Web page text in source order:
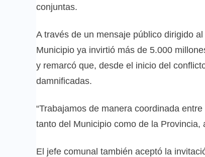
conjuntas.
A través de un mensaje público dirigido
Municipio ya invirtió más de 5.000
y remarcó que, desde el inicio del
damnificadas.
“Trabajamos de manera coordinada
tanto del Municipio como de la Provincia,
El jefe comunal también aceptó la